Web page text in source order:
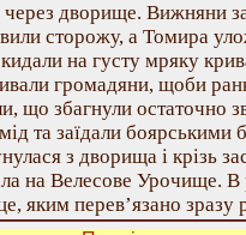
дворище. Вижняни
сторожу, а Томира
кидали на густу мряку
громадяни, щоби
що збагнули остаточно
та заїдали боярськими
з дворища і крізь
на Велесове Урочище. В
яким перев’язано